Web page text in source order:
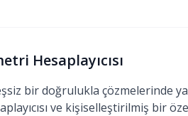
Hesaplayıcısı
bir doğrulukla çözmelerinde
ve kişiselleştirilmiş bir